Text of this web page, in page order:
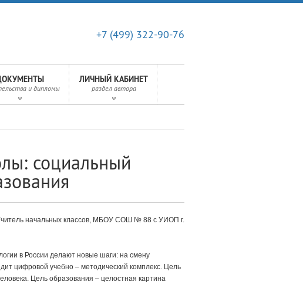
+7 (499) 322-90-76
и дипломы
ЛИЧНЫЙ КАБИНЕТ
раздел автора
социальный
начальных классов, МБОУ СОШ № 88 с УИОП г.
в России делают новые шаги: на смену
цифровой учебно – методический комплекс. Цель
Цель образования – целостная картина